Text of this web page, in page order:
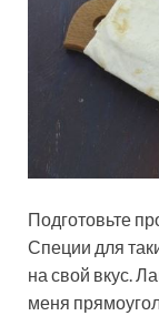
Подготовьте
Специи для
на свой вкус.
меня